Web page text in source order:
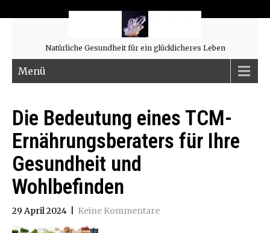
Natürliche Gesundheit für ein glücklicheres Leben
Menü
Die Bedeutung eines TCM-
Ernährungsberaters für Ihre
Gesundheit und
Wohlbefinden
29 April 2024 Keine Kommentare